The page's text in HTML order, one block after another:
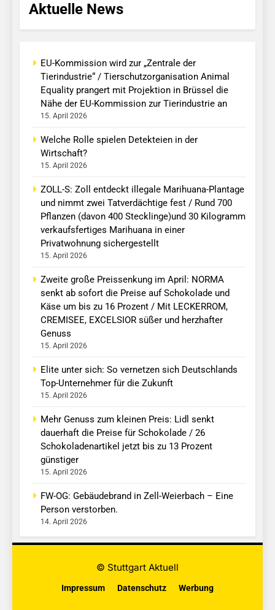
Aktuelle News
EU-Kommission wird zur „Zentrale der
Tierindustrie“ / Tierschutzorganisation Animal
Equality prangert mit Projektion in Brüssel die
Nähe der EU-Kommission zur Tierindustrie an
15. April 2026
Welche Rolle spielen Detekteien in der
Wirtschaft?
15. April 2026
ZOLL-S: Zoll entdeckt illegale Marihuana-Plantage
und nimmt zwei Tatverdächtige fest / Rund 700
Pflanzen (davon 400 Stecklinge)und 30 Kilogramm
verkaufsfertiges Marihuana in einer
Privatwohnung sichergestellt
15. April 2026
Zweite große Preissenkung im April: NORMA
senkt ab sofort die Preise auf Schokolade und
Käse um bis zu 16 Prozent / Mit LECKERROM,
CREMISEE, EXCELSIOR süßer und herzhafter
Genuss
15. April 2026
Elite unter sich: So vernetzen sich Deutschlands
Top-Unternehmer für die Zukunft
15. April 2026
Mehr Genuss zum kleinen Preis: Lidl senkt
dauerhaft die Preise für Schokolade / 26
Schokoladenartikel jetzt bis zu 13 Prozent
günstiger
15. April 2026
FW-OG: Gebäudebrand in Zell-Weierbach – Eine
Person verstorben.
14. April 2026
© Stuttgart Aktuell
Impressum Datenschutz Werbung